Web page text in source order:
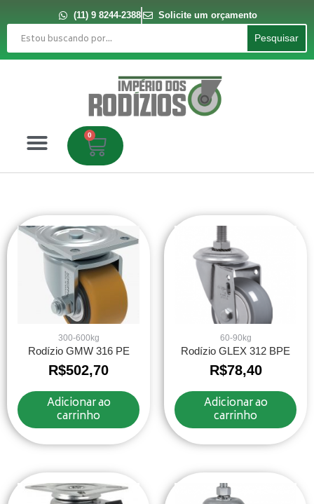
conteúdo
(11) 9 8244-2388
Solicite um orçamento
Pesquisar
Pesquisar
0
Carrinho
300-600kg
Rodízio GMW 316 PE
R$502,70
Adicionar ao
carrinho
60-90kg
Rodízio GLEX 312 BPE
R$78,40
Adicionar ao
carrinho